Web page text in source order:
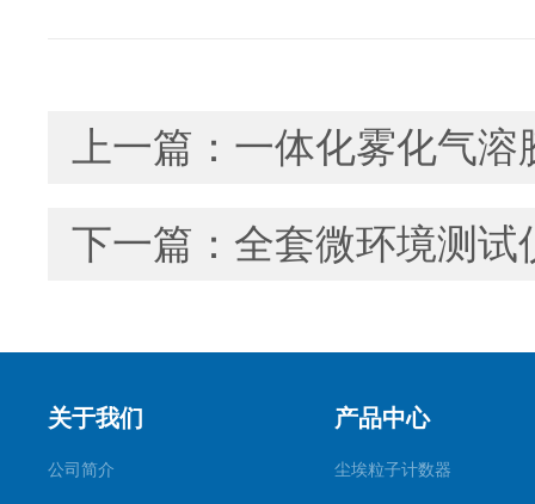
上一篇： 一体化雾化气溶
下一篇： 全套微环境测试
关于我们
公司简介
产品中心
尘埃粒子计数器